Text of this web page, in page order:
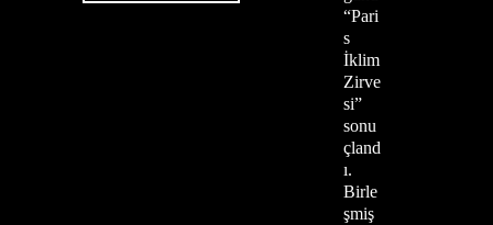
“Pari
s
İklim
Zirve
si”
sonu
çland
ı.
Birle
şmiş